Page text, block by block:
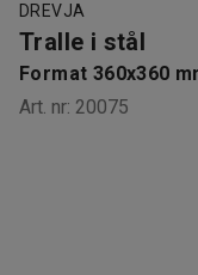
DREVJA
Tralle i stål
Format 360x360
Art. nr: 20075